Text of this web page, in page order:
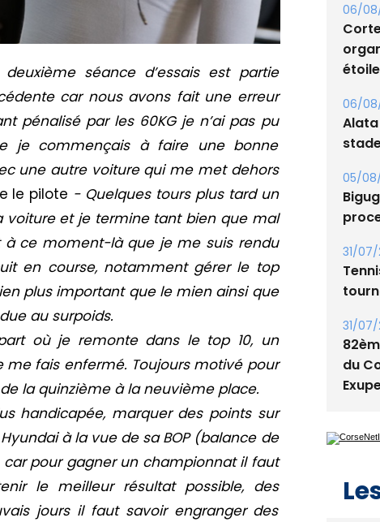
séance d’essais est partie
car nous avons fait une erreur
pénalisé par les 60KG je n’ai pas pu
je commençais à faire une bonne
une autre voiture qui me met dehors
le pilote - Quelques tours plus tard un
voiture et je termine tant bien que mal
à ce moment-là que je me suis rendu
en course, notamment gérer le top
plus important que le mien ainsi que
au surpoids.
où je remonte dans le top 10, un
fais enfermé. Toujours motivé pour
la quinzième à la neuvième place.
handicapée, marquer des points sur
à la vue de sa BOP (balance de
pour gagner un championnat il faut
le meilleur résultat possible, des
jours il faut savoir engranger des
06/
06/
05/
31/
31/
du